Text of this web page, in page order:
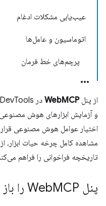
عیب‌یابی مشکلات ادغام
اتوماسیون و عامل‌ها
پرچم‌های خط فرمان
از پنلWebMCP
و آزمایش ابزارهای هوش
اختیار عوامل هوش مصنوعی قرار
مشاهده کامل چرخه حیات ابزار،
تاریخچه فراخوانی را فراهم
پنل Web MCP را باز کنید